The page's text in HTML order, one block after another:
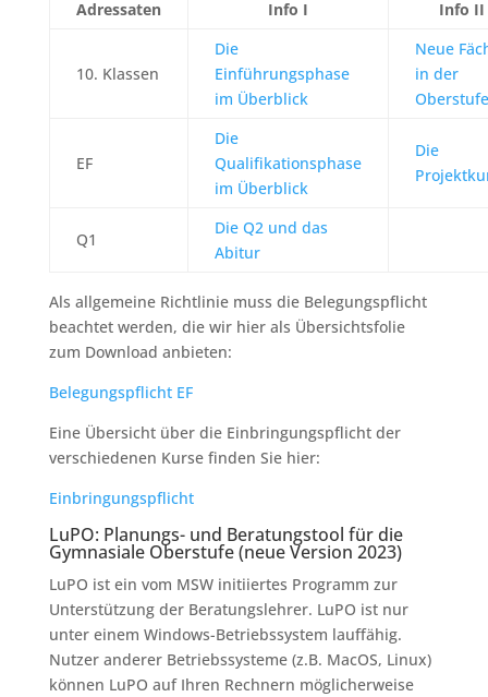
Adressaten Info I Info II
10. Klassen
Die
Einführungsphase
im Überblick
Neue
in der
Oberstufe
EF
Die
Qualifikationsphase
im Überblick
Die
Q1
Die Q2 und das
Abitur
Als allgemeine Richtlinie muss die Belegungspflicht
beachtet werden, die wir hier als Übersichtsfolie
zum Download anbieten:
Belegungspflicht EF
Eine Übersicht über die Einbringungspflicht der
verschiedenen Kurse finden Sie hier:
Einbringungspflicht
LuPO: Planungs- und Beratungstool für die
Gymnasiale Oberstufe (neue Version 2023)
LuPO ist ein vom MSW initiiertes Programm zur
Unterstützung der Beratungslehrer. LuPO ist nur
unter einem Windows-Betriebssystem lauffähig.
Nutzer anderer Betriebssysteme (z.B. MacOS, Linux)
können LuPO auf Ihren Rechnern möglicherweise